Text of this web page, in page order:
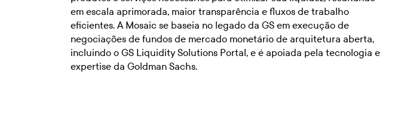
em escala aprimorada, maior transparência e fluxos de trabalho
eficientes. A Mosaic se baseia no legado da GS em execução de
negociações de fundos de mercado monetário de arquitetura aberta,
incluindo o GS Liquidity Solutions Portal, e é apoiada pela tecnologia e
expertise da Goldman Sachs.